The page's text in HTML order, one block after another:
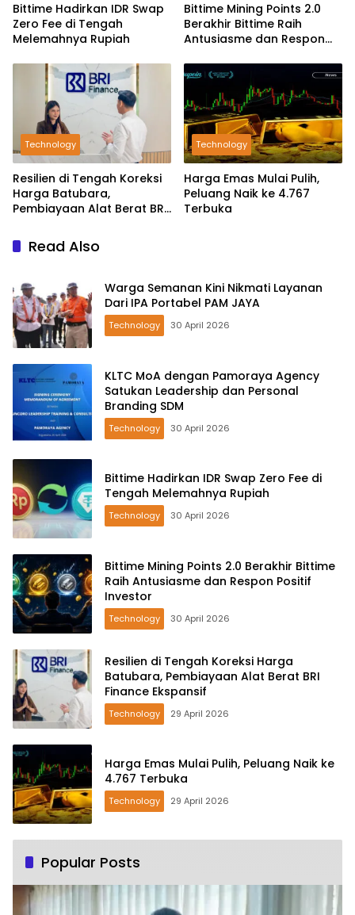
Bittime Hadirkan IDR Swap
Zero Fee di Tengah
Melemahnya Rupiah
Bittime Mining Points 2.0
Berakhir Bittime Raih
Antusiasme dan Respon
Technology
Resilien di Tengah Koreksi
Harga Batubara,
Pembiayaan Alat Berat BRI
Technology
Harga Emas Mulai Pulih,
Peluang Naik ke 4.767
Terbuka
Read Also
Warga Semanan Kini Nikmati Layanan
Dari IPA Portabel PAM JAYA
Technology 30 April 2026
KLTC MoA dengan Pamoraya Agency
Satukan Leadership dan Personal
Branding SDM
Technology 30 April 2026
Bittime Hadirkan IDR Swap Zero Fee di
Tengah Melemahnya Rupiah
Technology 30 April 2026
Bittime Mining Points 2.0 Berakhir Bittime
Raih Antusiasme dan Respon Positif
Investor
Technology 30 April 2026
Resilien di Tengah Koreksi Harga
Batubara, Pembiayaan Alat Berat BRI
Finance Ekspansif
Technology 29 April 2026
Harga Emas Mulai Pulih, Peluang Naik ke
4.767 Terbuka
Technology 29 April 2026
Popular Posts